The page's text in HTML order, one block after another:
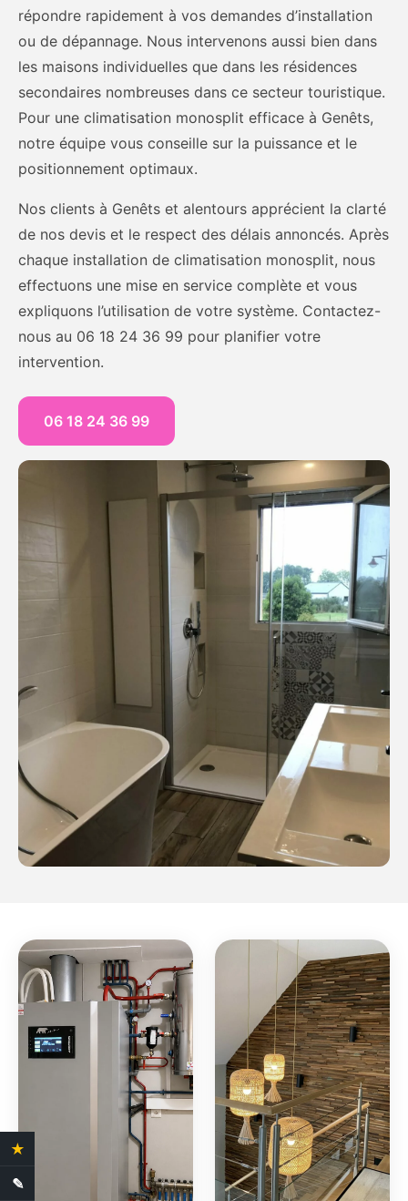
répondre rapidement à vos demandes d’installation
ou de dépannage. Nous intervenons aussi bien dans
les maisons individuelles que dans les résidences
secondaires nombreuses dans ce secteur touristique.
Pour une climatisation monosplit efficace à Genêts,
notre équipe vous conseille sur la puissance et le
positionnement optimaux.
Nos clients à Genêts et alentours apprécient la clarté
de nos devis et le respect des délais annoncés. Après
chaque installation de climatisation monosplit, nous
effectuons une mise en service complète et vous
expliquons l’utilisation de votre système. Contactez-
nous au 06 18 24 36 99 pour planifier votre
intervention.
06 18 24 36 99
★
✎